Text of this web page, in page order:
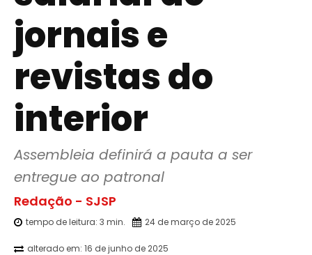
jornais e
revistas do
interior
Assembleia definirá a pauta a ser
entregue ao patronal
Redação - SJSP
tempo de leitura: 3 min. 24 de março de 2025
alterado em: 16 de junho de 2025